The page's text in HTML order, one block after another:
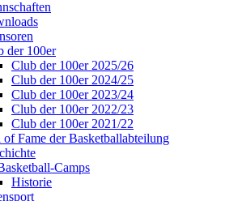
der 100er
Club der 100er 2025/26
Club der 100er 2024/25
Club der 100er 2023/24
Club der 100er 2022/23
Club der 100er 2021/22
Fame der Basketballabteilung
Camps
Historie